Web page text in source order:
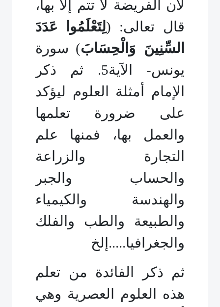
لأن الفريضة لا تتم إلا بها،
قال تعالى: (لِتَعْلَمُوا عَدَدَ
السِّنِينَ وَالْحِسَابَ) سورة
يونس- الآية5. ثم ذكر
الإمام أمثلة العلوم ليؤكد
على ضرورة تعلمها
والعمل بها، فمنها علم
التجارة والزراعة
والحساب والجبر
والهندسة والكيمياء
والطبيعة والطب والفلك
والجغرافيا.....إلخ
ثم ذكر الفائدة من تعلم
هذه العلوم العصرية وهي